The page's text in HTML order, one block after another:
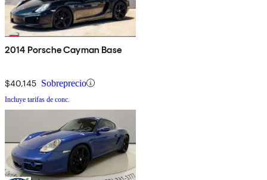
2014 Porsche Cayman Base
$40,145 Sobreprecio
Incluye tarifas de conc.